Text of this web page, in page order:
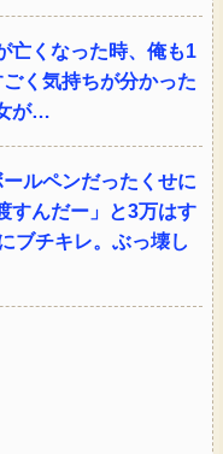
亡くなった時、俺も1
く気持ちが分かった
が…
ルペンだったくせに
すんだー」と3万はす
ブチキレ。ぶっ壊し